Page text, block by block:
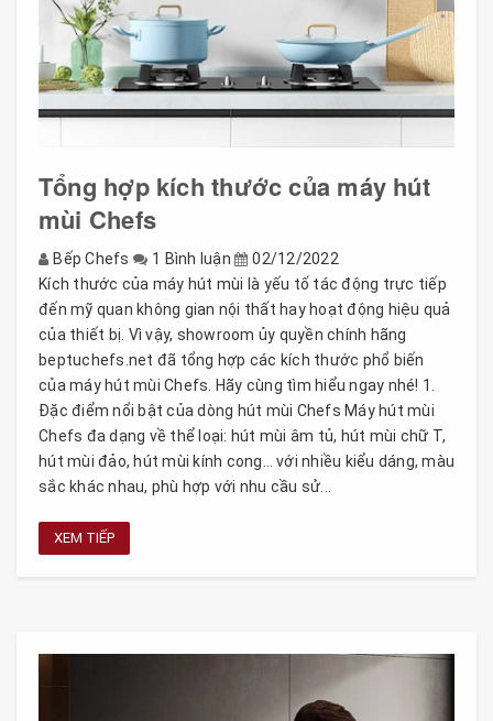
Tổng hợp kích thước của máy hút
mùi Chefs
Bếp Chefs 1 Bình luận
02/12/2022
Kích thước của máy hút mùi là yếu tố tác động trực tiếp
đến mỹ quan không gian nội thất hay hoạt động hiệu quả
của thiết bị. Vì vậy, showroom ủy quyền chính hãng
beptuchefs.net đã tổng hợp các kích thước phổ biến
của máy hút mùi Chefs. Hãy cùng tìm hiểu ngay nhé! 1.
Đặc điểm nổi bật của dòng hút mùi Chefs Máy hút mùi
Chefs đa dạng về thể loại: hút mùi âm tủ, hút mùi chữ T,
hút mùi đảo, hút mùi kính cong… với nhiều kiểu dáng, màu
sắc khác nhau, phù hợp với nhu cầu sử...
XEM TIẾP